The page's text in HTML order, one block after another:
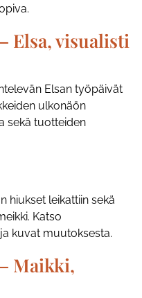
Elsa, visualisti
Elsan työpäivät
ulkonäön
sekä tuotteiden
hiukset leikattiin sekä
Katso
kuvat muutoksesta.
Maikki,